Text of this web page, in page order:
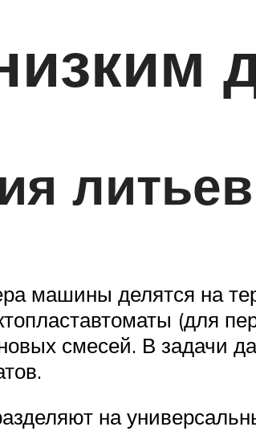
машины делятся на
(для
смесей. В задачи
на